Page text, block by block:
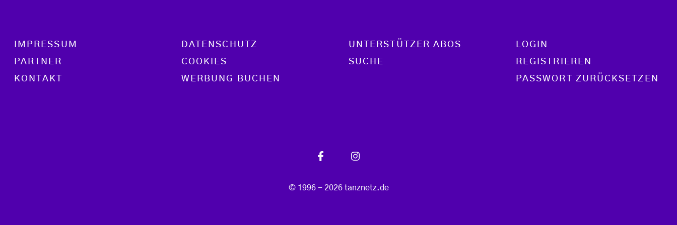
Footer menu
IMPRESSUM
PARTNER
KONTAKT
DATENSCHUTZ
COOKIES
WERBUNG BUCHEN
UNTERSTÜTZER ABOS
SUCHE
LOGIN
REGISTRIEREN
PASSWORT ZURÜCKSETZEN
© 1996 - 2026 tanznetz.de